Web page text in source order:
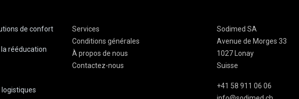
de confort
rééducation
Services
Conditions générales
À propos de nous
Contactez-nous
Sodimed SA
Avenue de Morges 33
1027 Lonay
Suisse
+41 58 911 06 06